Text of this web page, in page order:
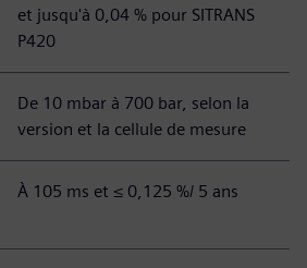
et jusqu'à 0,04 % pour SITRANS
P420
De 10 mbar à 700 bar, selon la
version et la cellule de mesure
À 105 ms et ≤ 0,125 %/ 5 ans